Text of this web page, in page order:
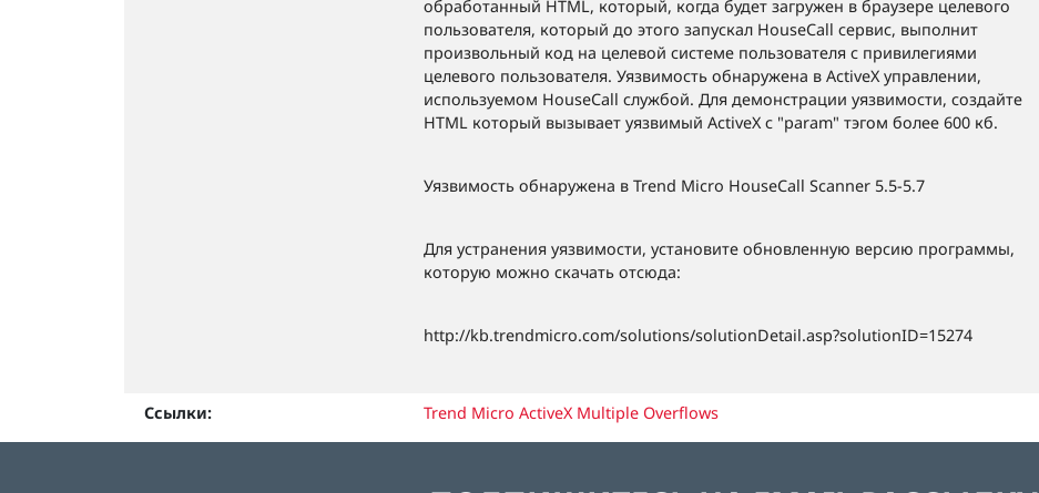
обработанный HTML, который, когда будет загружен в браузере целевого
пользователя, который до этого запускал HouseCall сервис, выполнит
произвольный код на целевой системе пользователя с привилегиями
целевого пользователя. Уязвимость обнаружена в ActiveX управлении,
используемом HouseCall службой. Для демонстрации уязвимости, создайте
HTML который вызывает уязвимый ActiveX с "param" тэгом более 600 кб.
Уязвимость обнаружена в Trend Micro HouseCall Scanner 5.5-5.7
Для устранения уязвимости, установите обновленную версию программы,
которую можно скачать отсюда:
http://kb.trendmicro.com/solutions/solutionDetail.asp?solutionID=15274
Ссылки: Trend Micro ActiveX Multiple Overflows